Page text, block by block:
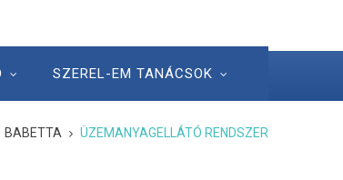
SZEREL-EM TANÁCSOK
BABETTA ÜZEMANYAGELLÁTÓ RENDSZER